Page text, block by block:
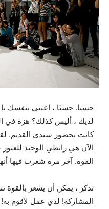
حسنا. حسنًا ، اعتني بنفسك
لديك ، أليس كذلك؟ هزة في
كانت بحضور سيدي القديم.
الآن هي رابطي الوحيد
القوة. آخر مرة شعرت فيها
تذكر ، يمكن أن يشعر بالقوة
المشاركة! لدي عمل لأقوم